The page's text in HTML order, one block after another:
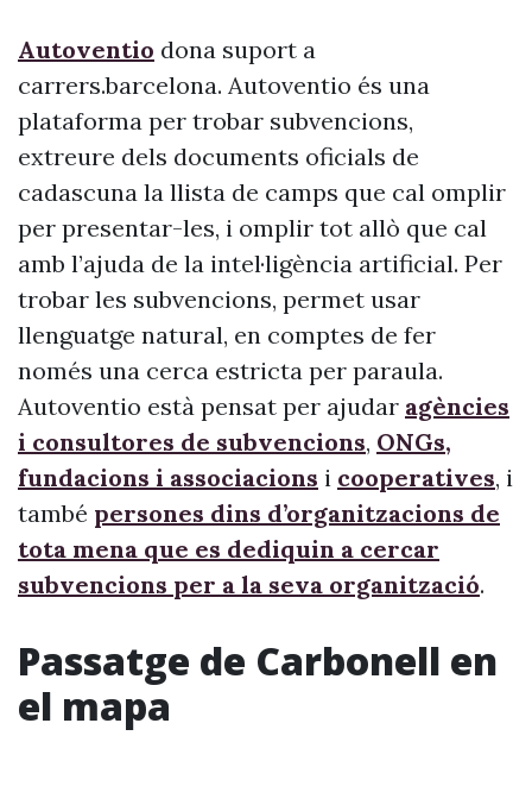
Autoventio dona suport a
carrers.barcelona. Autoventio és una
plataforma per trobar subvencions,
extreure dels documents oficials de
cadascuna la llista de camps que cal omplir
per presentar-les, i omplir tot allò que cal
amb l’ajuda de la intel·ligència artificial. Per
trobar les subvencions, permet usar
llenguatge natural, en comptes de fer
només una cerca estricta per paraula.
Autoventio està pensat per ajudar agències
i consultores de subvencions, ONGs,
fundacions i associacions i cooperatives, i
també persones dins d’organitzacions de
tota mena que es dediquin a cercar
subvencions per a la seva organització.
Passatge de Carbonell en
el mapa